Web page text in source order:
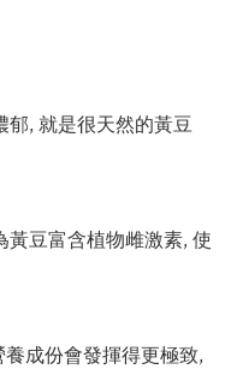
郁, 就是很天然的黃豆
豆富含植物雌激素, 使
成份會發揮得更極致,